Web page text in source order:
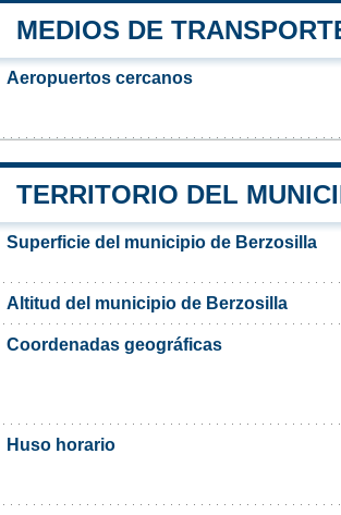
MEDIOS DE
Aeropuertos cercanos
TERRITORIO DEL
Superficie del municipio de Berzosilla
Altitud del municipio de Berzosilla
Coordenadas geográficas
Huso horario